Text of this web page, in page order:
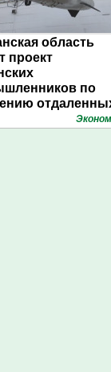
область
проект
по
с помощью